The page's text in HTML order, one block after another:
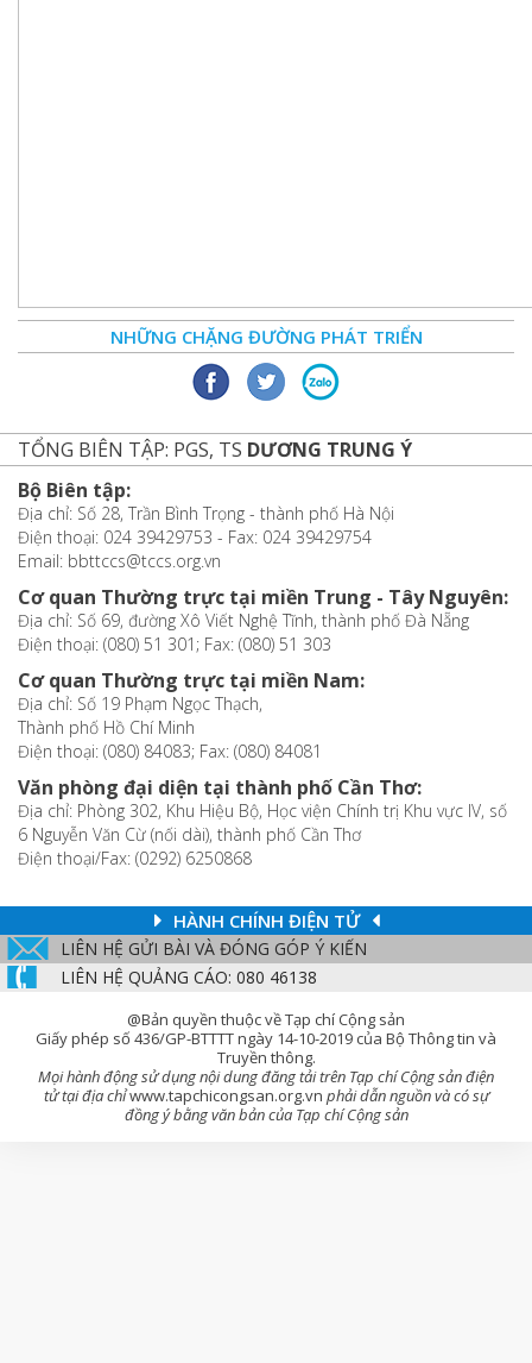
NHỮNG CHẶNG ĐƯỜNG PHÁT TRIỂN
TỔNG BIÊN TẬP: PGS, TS DƯƠNG TRUNG Ý
Bộ Biên tập:
Địa chỉ: Số 28, Trần Bình Trọng - thành phố Hà Nội
Điện thoại: 024 39429753 - Fax: 024 39429754
Email: bbttccs@tccs.org.vn
Cơ quan Thường trực tại miền Trung - Tây Nguyên:
Địa chỉ: Số 69, đường Xô Viết Nghệ Tĩnh, thành phố Đà Nẵng
Điện thoại: (080) 51 301; Fax: (080) 51 303
Cơ quan Thường trực tại miền Nam:
Địa chỉ: Số 19 Phạm Ngọc Thạch,
Thành phố Hồ Chí Minh
Điện thoại: (080) 84083; Fax: (080) 84081
Văn phòng đại diện tại thành phố Cần Thơ:
Địa chỉ: Phòng 302, Khu Hiệu Bộ, Học viện Chính trị Khu vực IV, số
6 Nguyễn Văn Cừ (nối dài), thành phố Cần Thơ
Điện thoại/Fax: (0292) 6250868
HÀNH CHÍNH ĐIỆN TỬ
LIÊN HỆ GỬI BÀI VÀ ĐÓNG GÓP Ý KIẾN
LIÊN HỆ QUẢNG CÁO: 080 46138
@Bản quyền thuộc về Tạp chí Cộng sản
Giấy phép số 436/GP-BTTTT ngày 14-10-2019 của Bộ Thông tin và
Truyền thông.
Mọi hành động sử dụng nội dung đăng tải trên Tạp chí Cộng sản điện
tử tại địa chỉwww.tapchicongsan.org.vn phải dẫn nguồn và có sự
đồng ý bằng văn bản của Tạp chí Cộng sản